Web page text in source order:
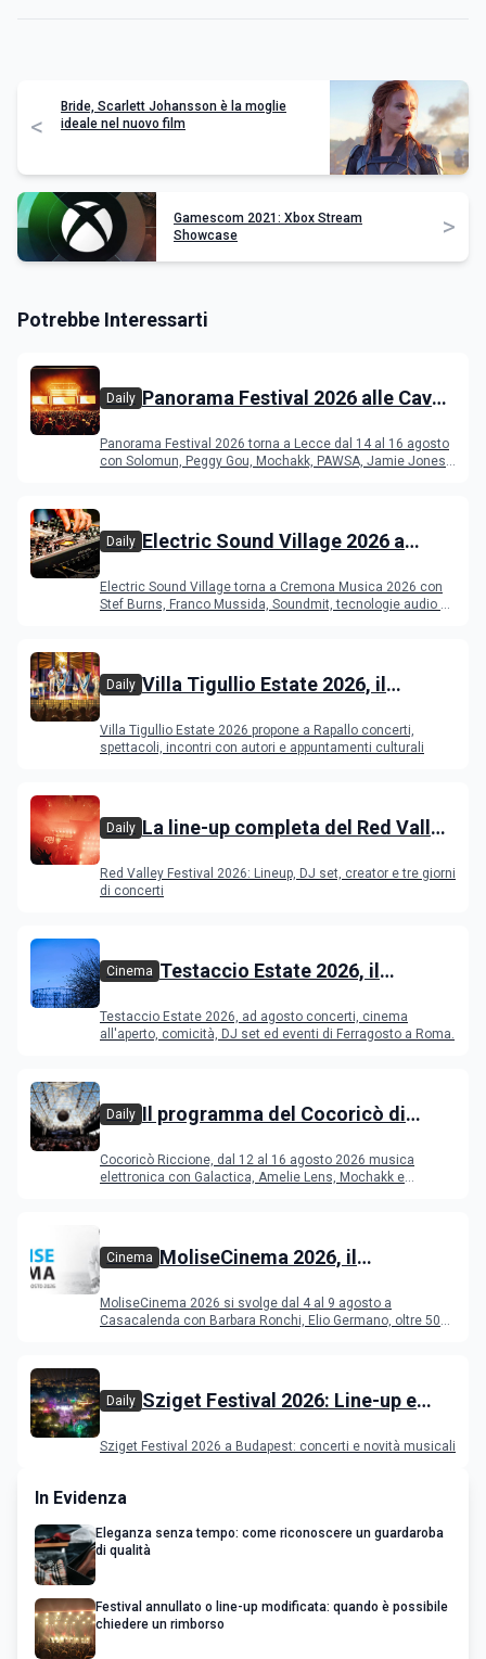
<
Bride, Scarlett Johansson è la moglie
ideale nel nuovo film
Gamescom 2021: Xbox Stream
Showcase
>
Potrebbe Interessarti
Daily Panorama Festival 2026 alle Cave
programma
Panorama Festival 2026 torna a Lecce dal 14 al 16 agosto
con Solomun, Peggy Gou, Mochakk, PAWSA, Jamie Jones
Daily Electric Sound Village 2026 a
Young Band Contest, il programma
Electric Sound Village torna a Cremona Musica 2026 con
Stef Burns, Franco Mussida, Soundmit, tecnologie audio e
Daily Villa Tigullio Estate 2026, il
Villa Tigullio Estate 2026 propone a Rapallo concerti,
spettacoli, incontri con autori e appuntamenti culturali
Daily La line-up completa del Red Valley
Red Valley Festival 2026: Lineup, DJ set, creator e tre giorni
di concerti
Cinema Testaccio Estate 2026, il
Ferragosto
Testaccio Estate 2026, ad agosto concerti, cinema
all'aperto, comicità, DJ set ed eventi di Ferragosto a Roma.
Daily Il programma del Cocoricò di
Cocoricò Riccione, dal 12 al 16 agosto 2026 musica
elettronica con Galactica, Amelie Lens, Mochakk e
Cinema MoliseCinema 2026, il
MoliseCinema 2026 si svolge dal 4 al 9 agosto a
Casacalenda con Barbara Ronchi, Elio Germano, oltre 50
Daily Sziget Festival 2026: Line-up e
Sziget Festival 2026 a Budapest: concerti e novità musicali
In Evidenza
Eleganza senza tempo: come riconoscere un guardaroba
di qualità
Festival annullato o line-up modificata: quando è possibile
chiedere un rimborso